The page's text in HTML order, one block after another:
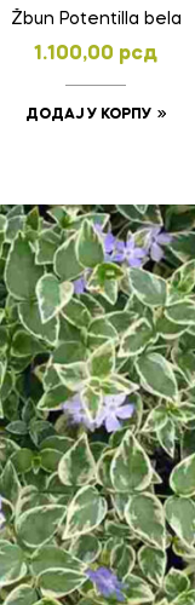
Žbun Potentilla bela
1.100,00 рсд
ДОДАЈ У КОРПУ